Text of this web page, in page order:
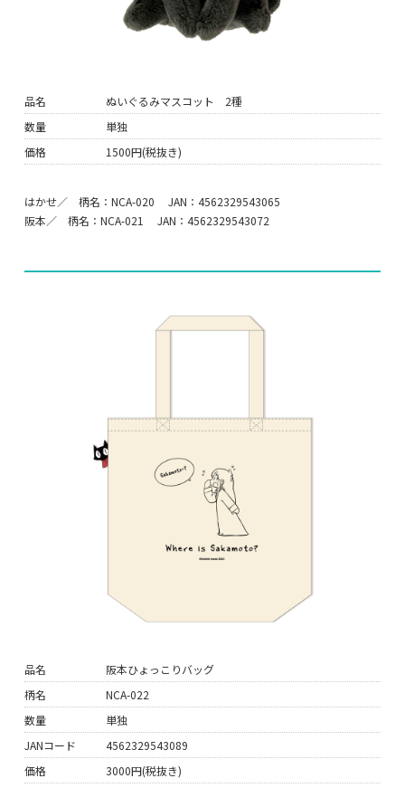
品名
ぬいぐるみマスコット 2種
数量
単独
価格
1500円(税抜き)
はかせ／ 柄名：NCA-020 JAN：4562329543065
阪本／ 柄名：NCA-021 JAN：4562329543072
品名
阪本ひょっこりバッグ
柄名
NCA-022
数量
単独
JANコード
4562329543089
価格
3000円(税抜き)